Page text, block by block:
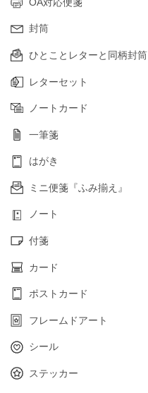
封筒
ひとことレターと同柄封筒
レターセット
ノートカード
一筆箋
はがき
ミニ便箋『ふみ揃え』
ノート
付箋
カード
ポストカード
フレームドアート
シール
ステッカー